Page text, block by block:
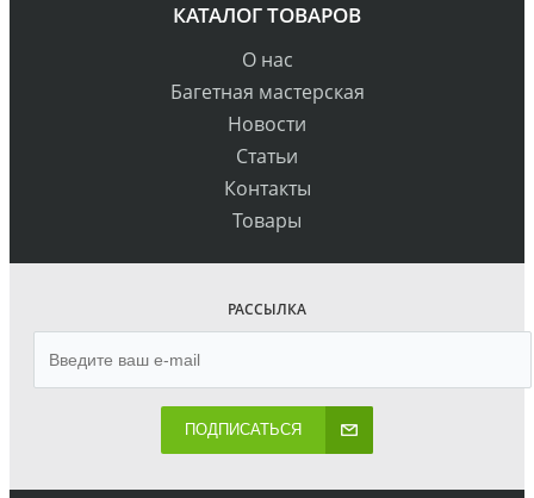
КАТАЛОГ ТОВАРОВ
О нас
Багетная мастерская
Новости
Статьи
Контакты
Товары
РАССЫЛКА
ПОДПИСАТЬСЯ